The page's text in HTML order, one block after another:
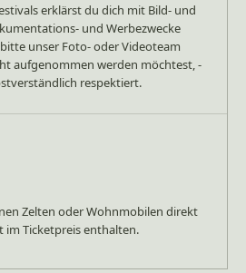
erklärst du dich mit Bild- und
und Werbezwecke
unser Foto- oder Videoteam
aufgenommen werden möchtest, -
respektiert.
Zelten oder Wohnmobilen direkt
im Ticketpreis enthalten.